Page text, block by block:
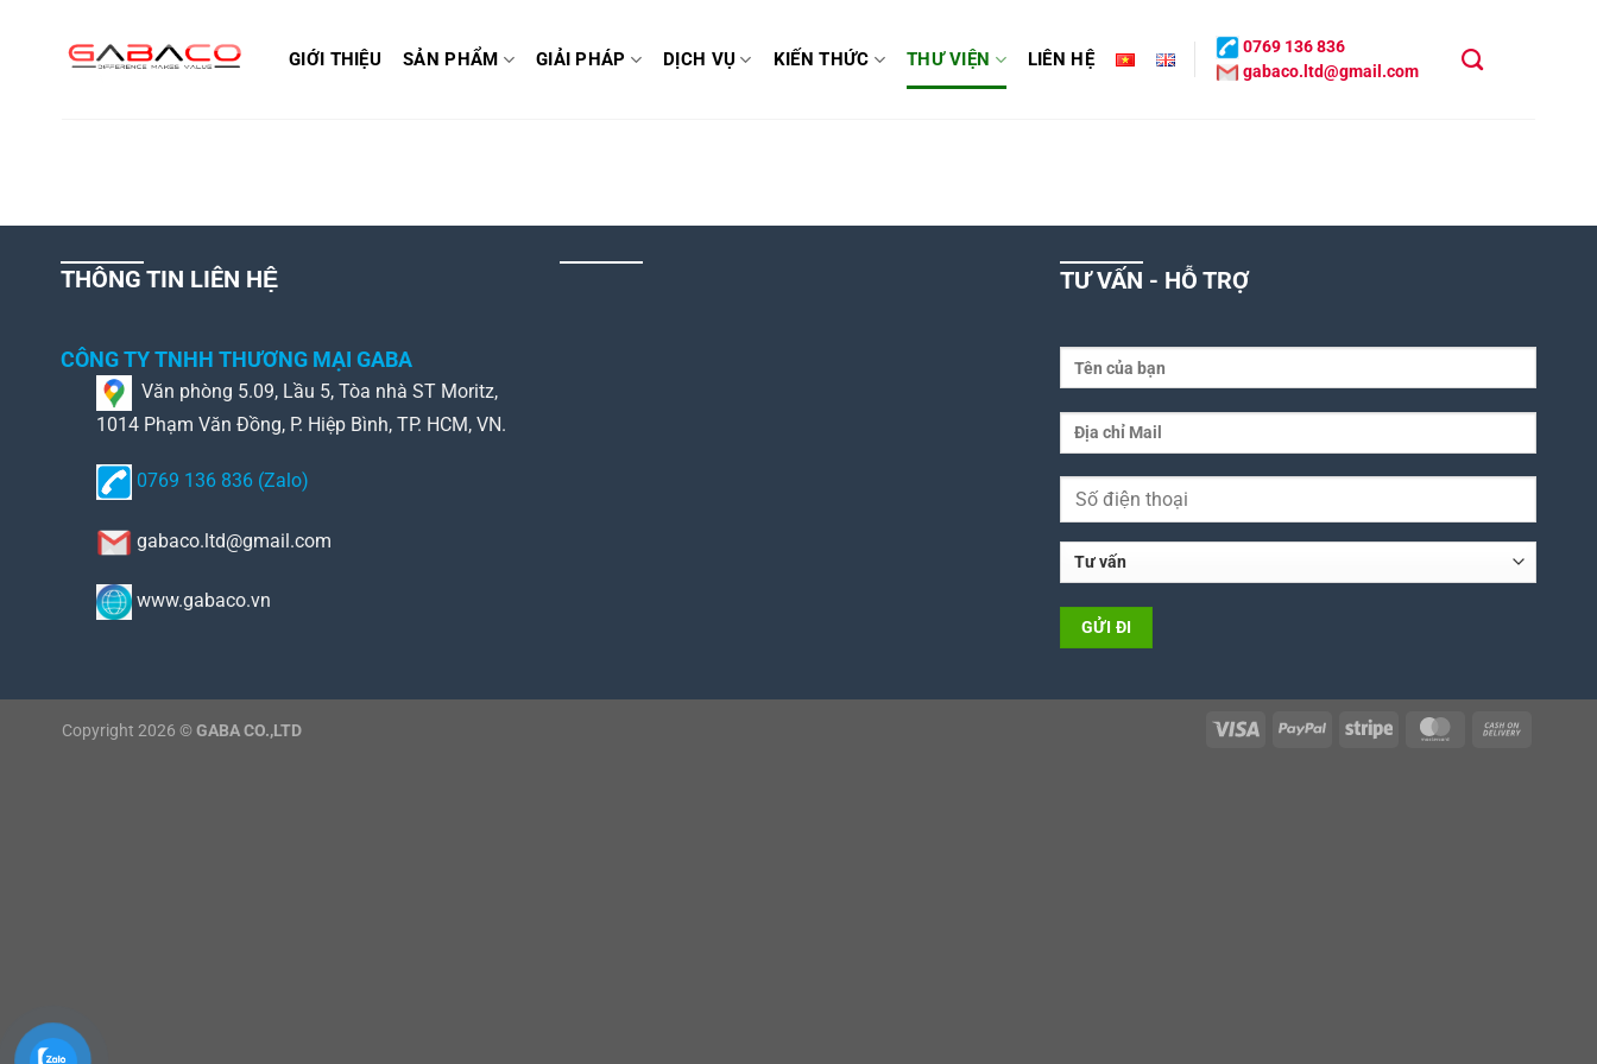
GIỚI THIỆU SẢN PHẨM GIẢI PHÁP DỊCH VỤ KIẾN THỨC THƯ VIỆN LIÊN HỆ
gabaco.ltd@gmail.com
0769 136 836
THÔNG TIN LIÊN HỆ
CÔNG TY TNHH THƯƠNG MẠI GABA
Văn phòng 5.09, Lầu 5, Tòa nhà ST Moritz,
1014 Phạm Văn Đồng, P. Hiệp Bình, TP. HCM, VN.
0769 136 836 (Zalo)
gabaco.ltd@gmail.com
www.gabaco.vn
TƯ VẤN - HỖ TRỢ
Copyright 2026 © GABA CO.,LTD